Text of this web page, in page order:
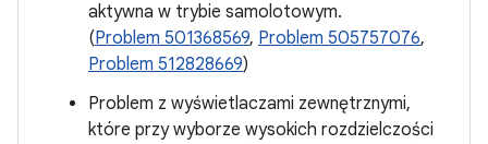
aktywna w trybie samolotowym.
(Problem 501368569, Problem 505757076,
Problem 512828669)
Problem z wyświetlaczami zewnętrznymi,
które przy wyborze wysokich rozdzielczości